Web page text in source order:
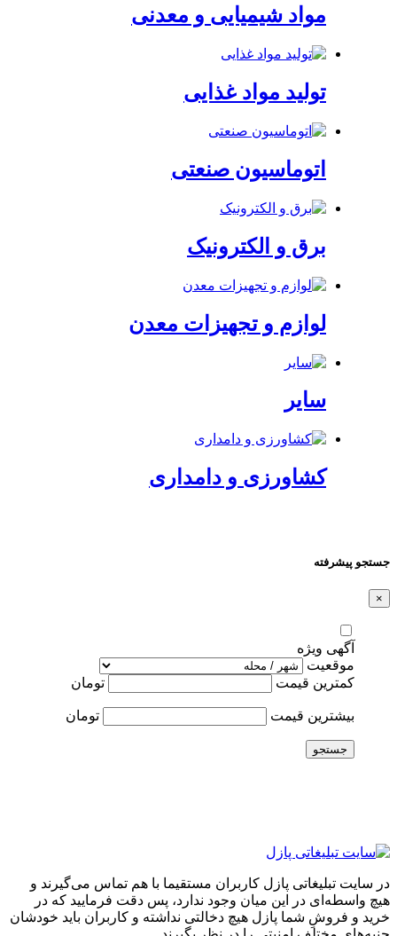
مواد شیمیایی و معدنی
تولید مواد غذایی
اتوماسیون صنعتی
برق و الکترونیک
لوازم و تجهیزات معدن
سایر
کشاورزی و دامداری
جستجو پیشرفته
×
آگهی ویژه
موقعیت
کمترین قیمت
تومان
بیشترین قیمت تومان
جستجو
در سایت تبلیغاتی پازل کاربران مستقیما با هم تماس می‌گیرند و
هیچ واسطه‌ای در این میان وجود ندارد، پس دقت فرمایید که در
خرید و فروشِ شما پازل هیچ دخالتی نداشته و کاربران باید خودشان